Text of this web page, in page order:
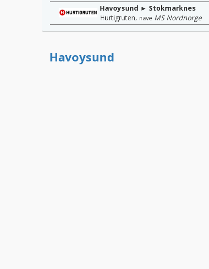
Havoysund ► Stokmarknes
Hurtigruten, nave MS Nordnorge
Havoysund